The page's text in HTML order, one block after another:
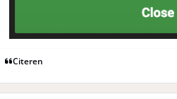
Citeren